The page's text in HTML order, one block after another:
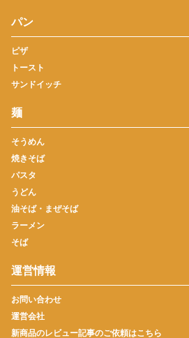
パン
ピザ
トースト
サンドイッチ
麺
そうめん
焼きそば
パスタ
うどん
油そば・まぜそば
ラーメン
そば
運営情報
お問い合わせ
運営会社
新商品のレビュー記事のご依頼はこちら